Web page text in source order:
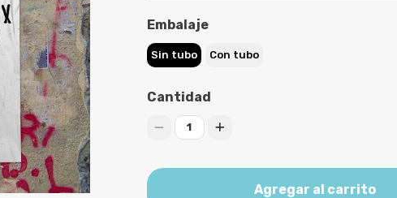
Embalaje
Sin tubo Con tubo
Cantidad
1
Agregar al carrito